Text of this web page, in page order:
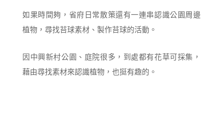
如果時間夠，省府日常散策還有一連串認識公園周邊
植物，尋找苔球素材、製作苔球的活動。
因中興新村公園、庭院很多，到處都有花草可採集，
藉由尋找素材來認識植物，也挺有趣的。